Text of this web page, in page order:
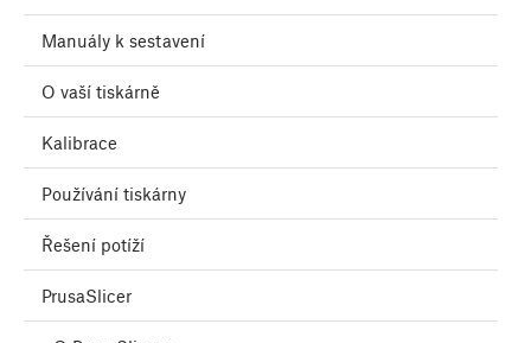
Manuály k sestavení
O vaší tiskárně
Kalibrace
Používání tiskárny
Řešení potíží
PrusaSlicer